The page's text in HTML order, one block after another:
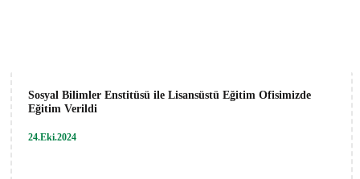
Sosyal Bilimler Enstitüsü ile Lisansüstü Eğitim Ofisimizde
Eğitim Verildi
24.Eki.2024